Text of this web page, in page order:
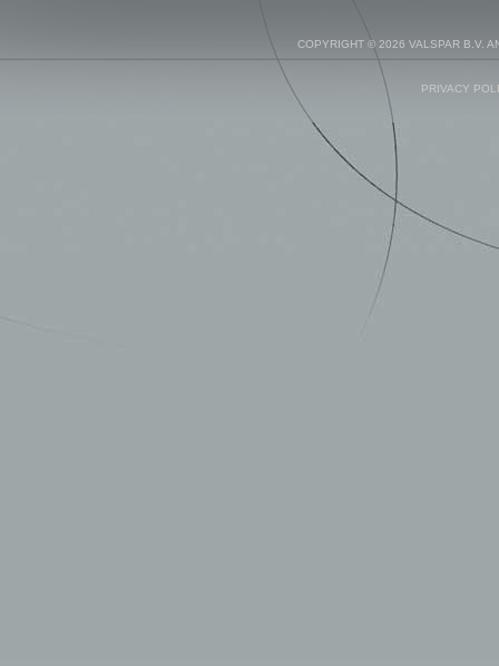
COPYRIGHT © 2026 VALSPAR B.V.
PRIVACY